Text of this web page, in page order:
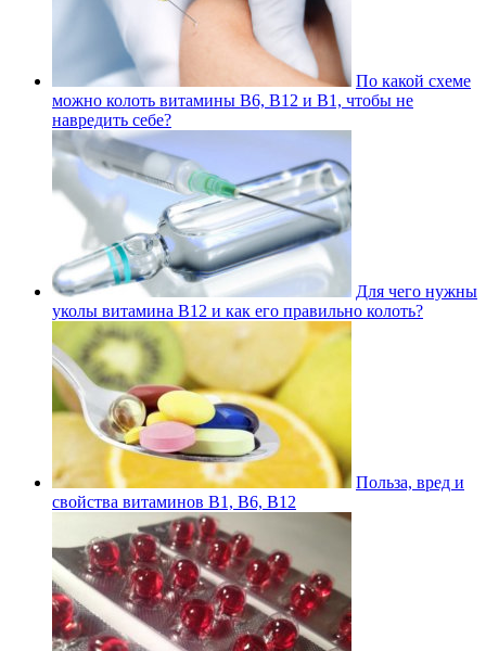
По какой схеме
можно колоть витамины В6, В12 и В1, чтобы не
навредить себе?
Для чего нужны
уколы витамина В12 и как его правильно колоть?
Польза, вред и
свойства витаминов В1, В6, В12